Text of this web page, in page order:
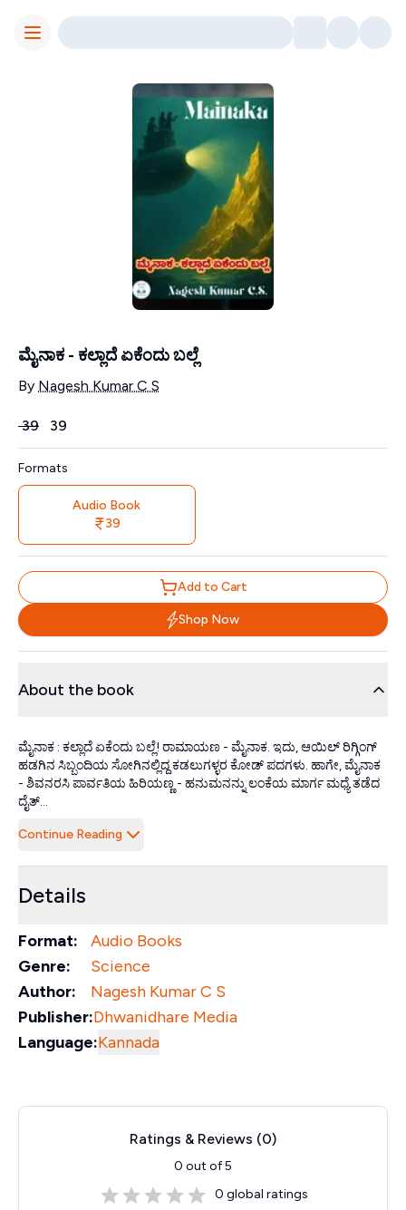
Toggle Menu
ಮೈನಾಕ - ಕಲ್ಲಾದೆ ಏಕೆಂದು ಬಲ್ಲೆ
Contributors
By Nagesh Kumar C S
Price
₹39 39
Formats
Audio Book
39
Add to Cart
Shop Now
About the book
ಮೈನಾಕ : ಕಲ್ಲಾದೆ ಏಕೆಂದು ಬಲ್ಲೆ! ರಾಮಾಯಣ - ಮೈನಾಕ. ಇದು, ಆಯಿಲ್ ರಿಗ್ಗಿಂಗ್
ಹಡಗಿನ ಸಿಬ್ಬಂದಿಯ ಸೋಗಿನಲ್ಲಿದ್ದ ಕಡಲುಗಳ್ಳರ ಕೋಡ್ ಪದಗಳು. ಹಾಗೇ, ಮೈನಾಕ
- ಶಿವನರಸಿ ಪಾರ್ವತಿಯ ಹಿರಿಯಣ್ಣ - ಹನುಮನನ್ನು ಲಂಕೆಯ ಮಾರ್ಗ ಮಧ್ಯೆ ತಡೆದ
ದೈತ್...
Continue Reading
Details
Format:
Audio Books
Genre:
Science
Author:
Nagesh Kumar C S
Publisher:Dhwanidhare Media
Language:Kannada
Ratings & Reviews (0)
0 out of 5
0 global ratings